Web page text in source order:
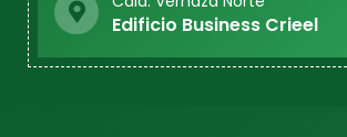
Edificio Business Crieel